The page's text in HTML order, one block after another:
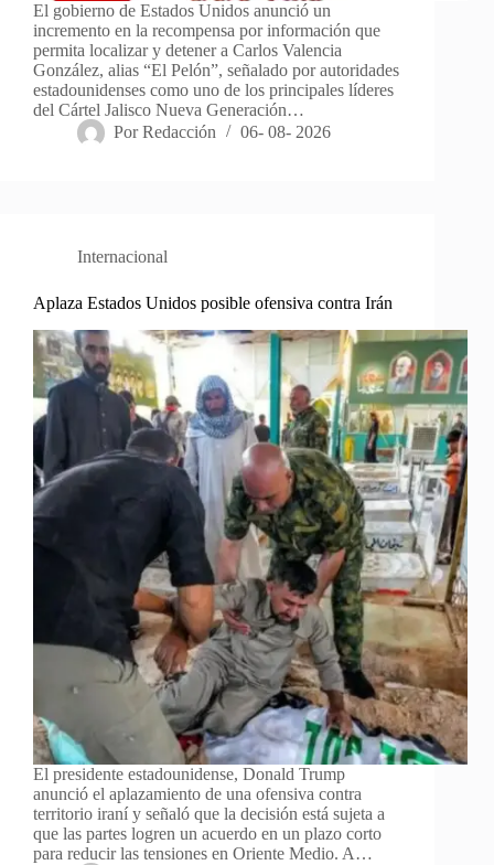
El gobierno de Estados Unidos anunció un
incremento en la recompensa por información que
permita localizar y detener a Carlos Valencia
González, alias “El Pelón”, señalado por autoridades
estadounidenses como uno de los principales líderes
del Cártel Jalisco Nueva Generación…
Por Redacción 06- 08- 2026
Internacional
Aplaza Estados Unidos posible ofensiva contra Irán
El presidente estadounidense, Donald Trump
anunció el aplazamiento de una ofensiva contra
territorio iraní y señaló que la decisión está sujeta a
que las partes logren un acuerdo en un plazo corto
para reducir las tensiones en Oriente Medio. A…